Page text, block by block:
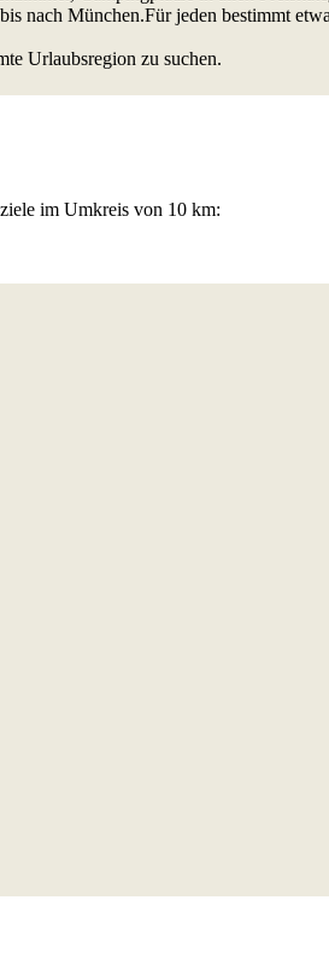
nach München.Für jeden bestimmt
Urlaubsregion zu suchen.
im Umkreis von 10 km: